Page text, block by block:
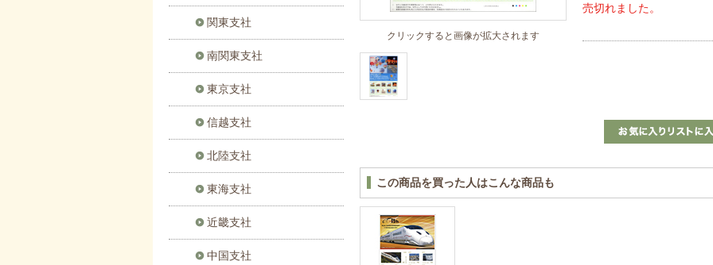
クリックすると画像が拡大されます
売切れました。
この商品を買った人はこんな商品も
関東支社
南関東支社
東京支社
信越支社
北陸支社
東海支社
近畿支社
中国支社